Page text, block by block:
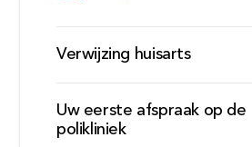
Verwijzing huisarts
Uw eerste afspraak op de
polikliniek